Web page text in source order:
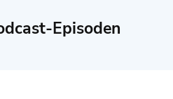
Episoden